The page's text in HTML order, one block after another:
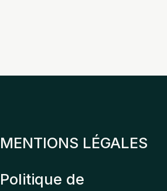
MENTIONS LÉGALES
Politique de